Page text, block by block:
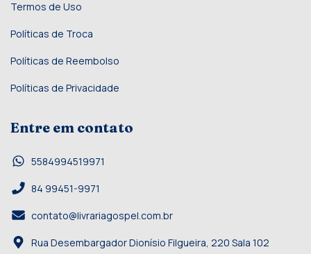
Termos de Uso
Políticas de Troca
Políticas de Reembolso
Políticas de Privacidade
Entre em contato
5584994519971
84 99451-9971
contato@livrariagospel.com.br
Rua Desembargador Dionísio Filgueira, 220 Sala 102